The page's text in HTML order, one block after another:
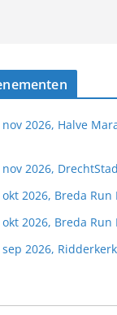
nov 2026, Halve
nov 2026,
2026, Breda Run
2026, Breda Run
sep 2026,